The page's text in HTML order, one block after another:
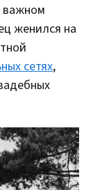
важном
женился на
сетях,